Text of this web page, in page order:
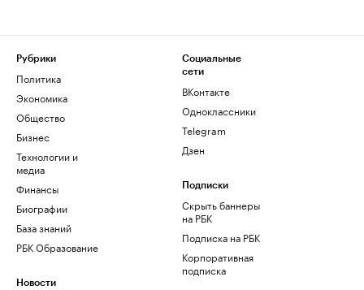
Рубрики
Политика
Экономика
Общество
Бизнес
Технологии и
медиа
Финансы
Биографии
База знаний
РБК Образование
Новости
Социальные
сети
ВКонтакте
Одноклассники
Telegram
Дзен
Подписки
Скрыть баннеры
на РБК
Подписка на РБК
Корпоративная
подписка